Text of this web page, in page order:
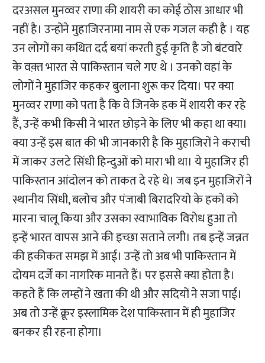
दरअसल मुनव्वर राणा की शायरी का कोई ठोस आधार भी
नहीं है। उन्होंने मुहाजिरनामा नाम से एक गजल कही है । यह
उन लोगों का कथित दर्द बयां करती हुई कृति है जो बंटवारे
के वक़्त भारत से पाकिस्तान चले गए थे । उनको वहां के
लोगों ने मुहाजिर कहकर बुलाना शुरू कर दिया। पर क्या
मुनव्वर राणा को पता है कि वे जिनके हक में शायरी कर रहे
हैं, उन्हें कभी किसी ने भारत छोड़ने के लिए भी कहा था क्या।
क्या उन्हें इस बात की भी जानकारी है कि मुहाजिरों ने कराची
में जाकर उलटे सिंधी हिन्दुओं को मारा भी था। ये मुहाजिर ही
पाकिस्तान आंदोलन को ताकत दे रहे थे। जब इन मुहाजिरों ने
स्थानीय सिंधी, बलोच और पंजाबी बिरादरियो के हकों को
मारना चालू किया और उसका स्वाभाविक विरोध हुआ तो
इन्हें भारत वापस आने की इच्छा सताने लगी। तब इन्हें जन्नत
की हकीकत समझ में आई। उन्हें तो अब भी पाकिस्तान में
दोयम दर्जे का नागरिक मानते हैं। पर इससे क्या होता है।
कहते हैं कि लम्हों ने खता की थी और सदियों ने सजा पाई।
अब तो उन्हें क्रूर इस्लामिक देश पाकिस्तान में ही मुहाजिर
बनकर ही रहना होगा।